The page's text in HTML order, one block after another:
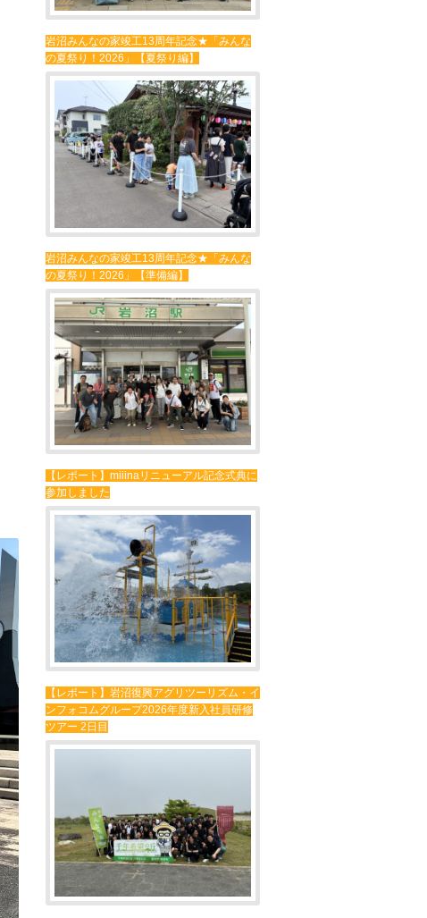
岩沼みんなの家竣工13周年記念★「みんな
の夏祭り！2026」【夏祭り編】
岩沼みんなの家竣工13周年記念★「みんな
の夏祭り！2026」【準備編】
【レポート】miiinaリニューアル記念式典に
参加しました
【レポート】岩沼復興アグリツーリズム・イ
ンフォコムグループ2026年度新入社員研修
ツアー 2日目